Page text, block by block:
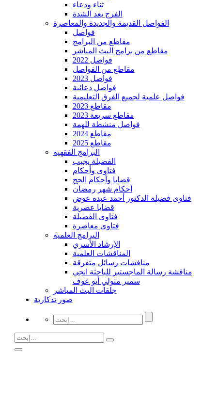
ثناء ودعاء
الفرج بعد الشدة
الفواصل القديمة والجديدة والمعاصرة
فواصل
مقاطع من البرامج
مقاطع من برامج البث المباشر
فواصل 2022
مقاطع من الفواصل
فواصل 2023
فواصل دعائية
فواصل علمية لجميع الفرق التعليمية
مقاطع 2023
مقاطع سريعة 2023
فواصل منشطة للهمة
مقاطع 2024
مقاطع 2025
البرامج الفقهية
الفضيلة يجيب
فتاوى وأحكام
قضايا وأحكام الحج
أحكام شهر رمضان
فتاوى فضيلة الدكتور أحمد عبده عوض
قضايا عصرية
فتاوى الفضيلة
فتاوى معاصرة
البرامج العلمية
الإرشاد الأسري
المناقشات العلمية
منافشات رسائل متفرقة
مناقشة رسالة الماجستير للباحثة انجي
سمير متولي أبو عوف
جلقات البث المباشر
صور تذكارية